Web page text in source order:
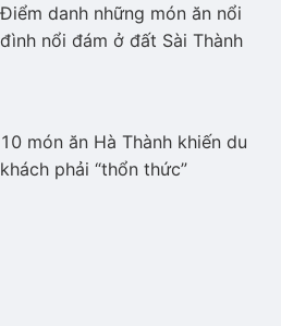
Điểm danh những món ăn nổi
đình nổi đám ở đất Sài Thành
10 món ăn Hà Thành khiến du
khách phải “thổn thức”